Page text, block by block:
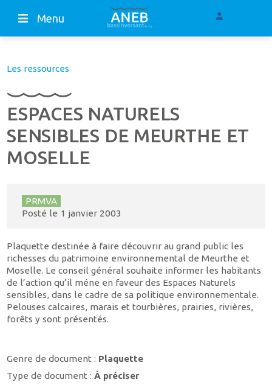
Menu
Les ressources
ESPACES NATURELS
SENSIBLES DE MEURTHE ET
MOSELLE
PRMVA
Posté le 1 janvier 2003
Plaquette destinée à faire découvrir au grand public les
richesses du patrimoine environnemental de Meurthe et
Moselle. Le conseil général souhaite informer les habitants
de l’action qu’il méne en faveur des Espaces Naturels
sensibles, dans le cadre de sa politique environnementale.
Pelouses calcaires, marais et tourbières, prairies, rivières,
forêts y sont présentés.
Genre de document : Plaquette
Type de document :À préciser